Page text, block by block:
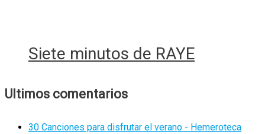
Siete minutos de RAYE
Ultimos comentarios
30 Canciones para disfrutar el verano - Hemeroteca